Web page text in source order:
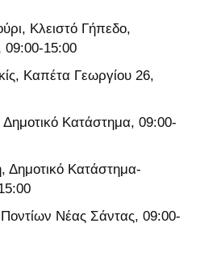
Κλειστό Γήπεδο,
09:00-15:00
Καπέτα Γεωργίου 26,
Κατάστημα, 09:00-
Δημοτικό Κατάστημα-
Ποντίων Νέας Σάντας, 09:00-